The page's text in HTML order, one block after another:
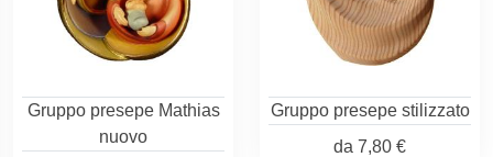
Gruppo presepe Mathias
nuovo
Gruppo presepe stilizzato
da 7,80 €